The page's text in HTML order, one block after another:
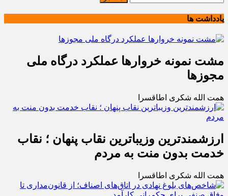
یادداشت ها
مشت نمونه خروارها عملکرد درگاه ملی
مجوزها
همت الله شکری اطاقسرا
ارزشمندترین وزیباترین نقاب پنهان ؛ نقاب
خدمت بدون منت به مردم
همت الله شکری اطاقسرا